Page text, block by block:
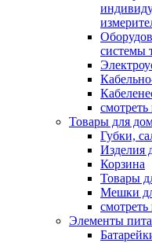
системы
смотреть
Товары для
Губки,
Изделия
Корзина
Товары
Мешки
смотреть
Элементы